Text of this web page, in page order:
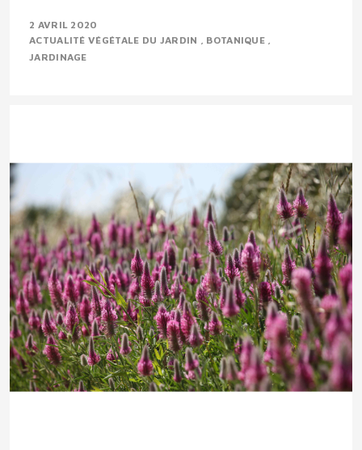
2 AVRIL 2020
ACTUALITÉ VÉGÉTALE DU JARDIN
BOTANIQUE
JARDINAGE